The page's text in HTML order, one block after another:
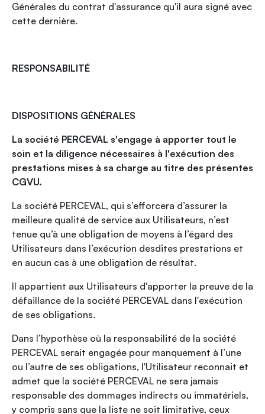
Générales du contrat d'assurance qu'il aura signé avec
cette dernière.
RESPONSABILITÉ
DISPOSITIONS GÉNÉRALES
La société PERCEVAL s'engage à apporter tout le
soin et la diligence nécessaires à l'exécution des
prestations mises à sa charge au titre des présentes
CGVU.
La société PERCEVAL, qui s’efforcera d’assurer la
meilleure qualité de service aux Utilisateurs, n’est
tenue qu’à une obligation de moyens à l’égard des
Utilisateurs dans l’exécution desdites prestations et
en aucun cas à une obligation de résultat.
Il appartient aux Utilisateurs d'apporter la preuve de la
défaillance de la société PERCEVAL dans l'exécution
de ses obligations.
Dans l’hypothèse où la responsabilité de la société
PERCEVAL serait engagée pour manquement à l’une
ou l’autre de ses obligations, l'Utilisateur reconnait et
admet que la société PERCEVAL ne sera jamais
responsable des dommages indirects ou immatériels,
y compris sans que la liste ne soit limitative, ceux